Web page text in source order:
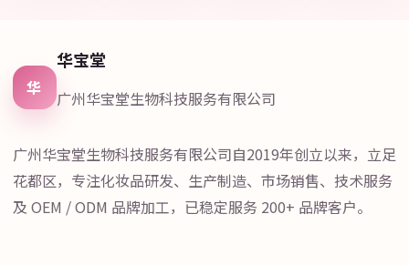
华
华宝堂
广州华宝堂生物科技服务有限公司
广州华宝堂生物科技服务有限公司自2019年创立以来，立足
花都区，专注化妆品研发、生产制造、市场销售、技术服务
及 OEM / ODM 品牌加工，已稳定服务 200+ 品牌客户。